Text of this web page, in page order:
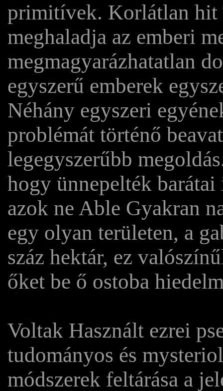
primitívek. Korlátlan hit
meghaladja az emberi
megmagyarázhatatlan
egyszerű emberek
Néhány egyszeri
problémát történő
legegyszerűbb
hogy ünnepelték
azok ne Able Gyakran
egy olyan területen, a
száz hektár, ez
őket be ő ostoba
Voltak Használt ezrei
tudományos és
módszerek feltárása a